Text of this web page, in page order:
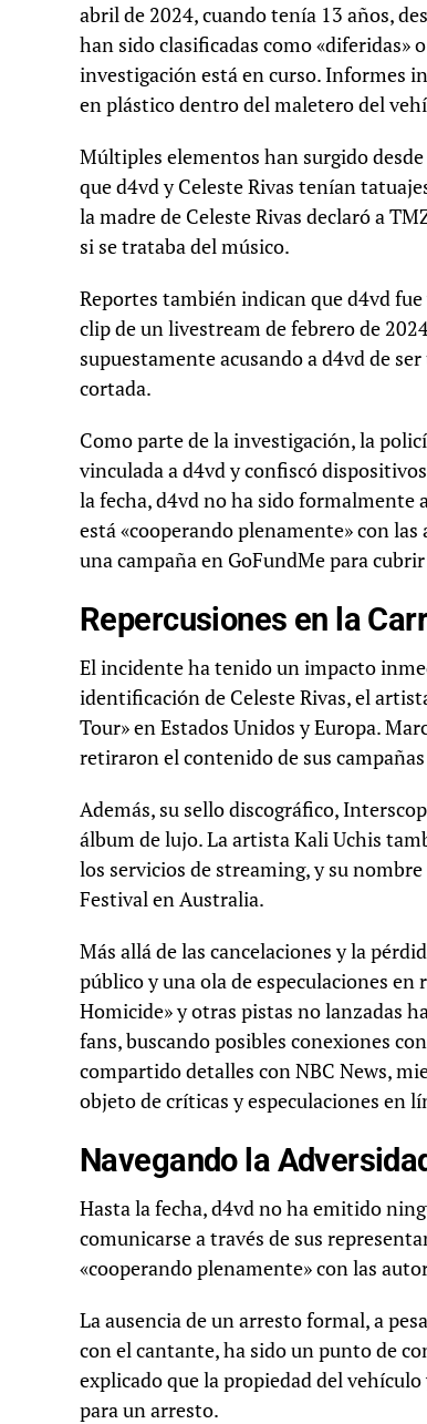
abril de 2024, cuando tenía 13 años,
han sido clasificadas como «diferidas»
investigación está en curso. Informes
en plástico dentro del maletero del
Múltiples elementos han surgido
que d4vd y Celeste Rivas tenían
la madre de Celeste Rivas declaró a
si se trataba del músico.
Reportes también indican que d4vd fue
clip de un livestream de febrero de
supuestamente acusando a d4vd de
cortada.
Como parte de la investigación, la
vinculada a d4vd y confiscó
la fecha, d4vd no ha sido formalmente
está «cooperando plenamente» con
una campaña en GoFundMe para
Repercusiones en la
El incidente ha tenido un impacto
identificación de Celeste Rivas, el
Tour» en Estados Unidos y Europa.
retiraron el contenido de sus
Además, su sello discográfico,
álbum de lujo. La artista Kali Uchis
los servicios de streaming, y su
Festival en Australia.
Más allá de las cancelaciones y la
público y una ola de especulaciones en
Homicide» y otras pistas no lanzadas
fans, buscando posibles conexiones
compartido detalles con NBC News,
objeto de críticas y especulaciones en
Navegando la
Hasta la fecha, d4vd no ha emitido
comunicarse a través de sus
«cooperando plenamente» con las
La ausencia de un arresto formal, a
con el cantante, ha sido un punto de
explicado que la propiedad del
para un arresto.